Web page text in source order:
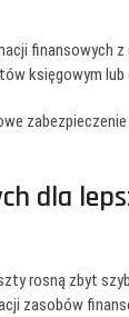
finansowych
księgowym
dla
rosną zbyt
zasobów